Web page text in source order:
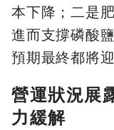
本下降；二是
進而支撐磷酸
預期最終都將迎
營運狀況展
力緩解